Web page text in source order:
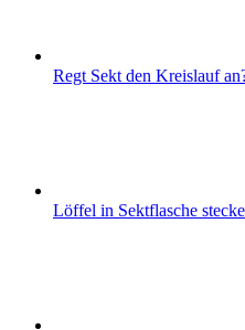
Regt Sekt den Kreislauf
Löffel in Sektflasche